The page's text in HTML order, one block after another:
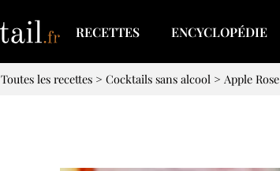
RECETTES ENCYCLOPÉDIE
Toutes les recettes > Cocktails sans alcool > Apple Rose